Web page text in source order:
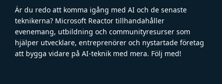
Är du redo att komma igång med AI och de senaste
teknikerna? Microsoft Reactor tillhandahåller
evenemang, utbildning och communityresurser som
hjälper utvecklare, entreprenörer och nystartade företag
att bygga vidare på AI-teknik med mera. Följ med!